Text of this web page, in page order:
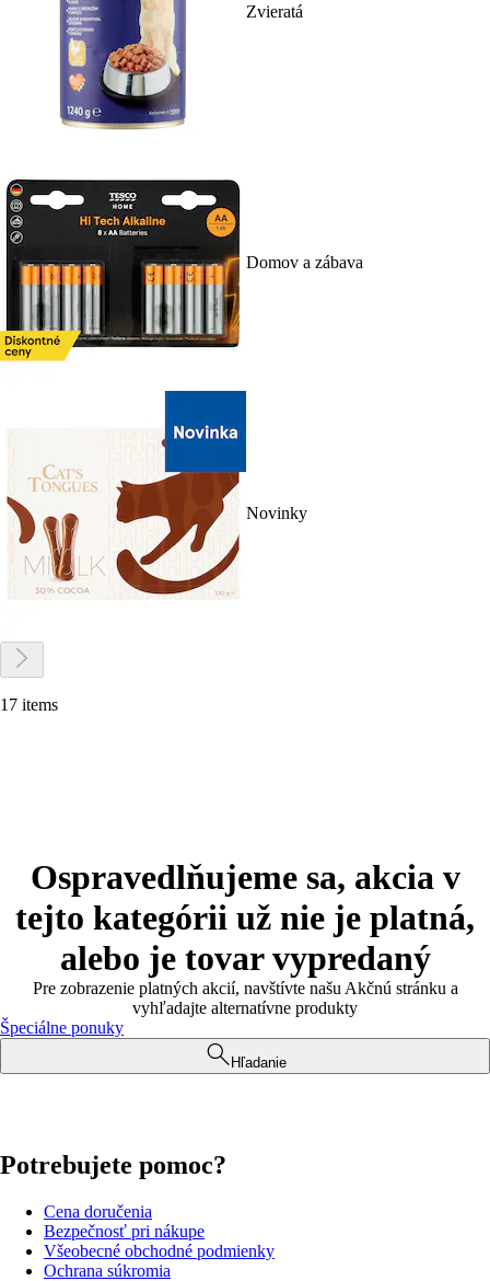
Zvieratá
Domov a zábava
Novinky
17 items
Ospravedlňujeme sa, akcia v
tejto kategórii už nie je platná,
alebo je tovar vypredaný
Pre zobrazenie platných akcií, navštívte našu Akčnú stránku a
vyhľadajte alternatívne produkty
Špeciálne ponuky
Hľadanie
Potrebujete pomoc?
Cena doručenia
Bezpečnosť pri nákupe
Všeobecné obchodné podmienky
Ochrana súkromia